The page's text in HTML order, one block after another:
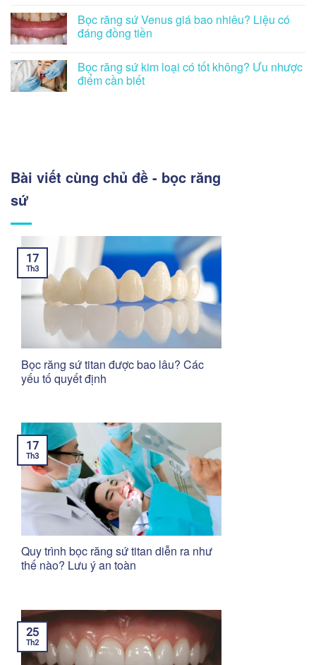
Bọc răng sứ Venus giá bao nhiêu? Liệu có
đáng đồng tiền
Bọc răng sứ kim loại có tốt không? Ưu nhược
điểm cần biết
Bài viết cùng chủ đề - bọc răng
sứ
Bọc răng sứ titan được bao lâu? Các
yếu tố quyết định
17
Th3
Quy trình bọc răng sứ titan diễn ra như
thế nào? Lưu ý an toàn
17
Th3
25
Th2